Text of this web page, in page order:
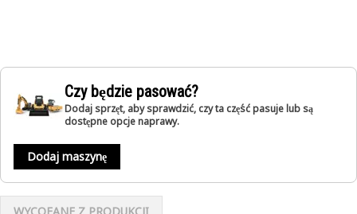
Czy będzie pasować?
Dodaj sprzęt, aby sprawdzić, czy ta część pasuje lub są
dostępne opcje naprawy.
Dodaj maszynę